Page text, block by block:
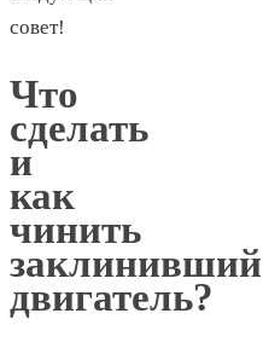
совет!
Что
сделать
и
как
чинить
заклинивший
двигатель?